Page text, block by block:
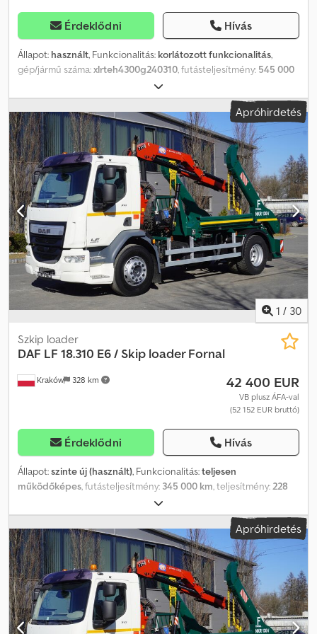
Érdeklődni Hívás
Állapot: használt, Funkcionalitás: korlátozott funkcionalitás,
gép/jármű száma:xlrteh4300g240310, futásteljesítmény: 545 000
12/2026
saját tömeg:180 000 kg, maximális teherbírás:35 950 kg,
össztömeg:35 950 kg, hajtástípus:automata, Gyártási év:2018,
Felszereltség:koromszűrő, légkondicionálás, parkolóklíma
Lízingcégtől eladó eszköz az autón lejárt a műszaki, a BEM szenzor
cserére szorul illetve a hosszú állás miatt DPF regenerálás miatt
SCR hibát jelez a vontató Mezőberényben kipróbálható. Mivel ez
egy lízingeszköz a szervíz előéletét nem ismerjük Dsdezmxgmspfx
Aiqock
Apróhirdetés
1 / 30
Kraków 328 km
Szkip loader
DAF LF 18.310 E6 / Skip loader Fornal
42 400 EUR
VB plusz ÁFA-val
(52 152 EUR bruttó)
Érdeklődni Hívás
Állapot:szinte új (használt), Funkcionalitás:teljesen
működőképes, futásteljesítmény: 345 000 km, teljesítmény:228
, üzemanyagtípus:dízel
maximális teherbírás:8 025 kg, össztömeg:18 000 kg,
tengelyelrendezés:4x2, tengelytáv:4 250 mm, üzemanyag:dízel,
vezetőfülke: nappali fülke , hajtástípus:mechanikai, kibocsátási
osztály:
Euro 6, felfüggesztés:acél-levegő, Gyártási év:2015
Felszereltség:daru, differenciálzár, utánfutó vonófej, DAF LF
18.310 E6 / Homlokrakodó Fornal NKR 130V / HMF 735 K2 Daru /
Manuális sebességváltó 2014/2015 345 ezer. km Műszaki adatok
Össztömeg 18000 kg Súlya 9975 kg Hasznos teher 8025 kg A
Apróhirdetés